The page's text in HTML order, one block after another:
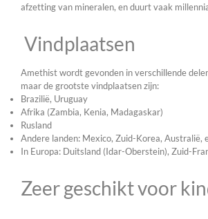
afzetting van mineralen, en duurt vaak
Vindplaatsen
Amethist wordt gevonden in verschillende
maar de grootste vindplaatsen zijn:
Brazilië, Uruguay
Afrika (Zambia, Kenia, Madagaskar)
Rusland
Andere landen: Mexico, Zuid-Korea, Australië,
In Europa: Duitsland (Idar-Oberstein), Zuid-
Zeer geschikt voor